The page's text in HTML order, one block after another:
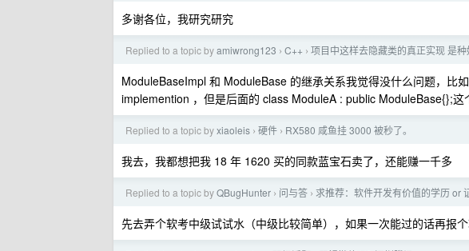
多谢各位，我研究研究
Replied to a topic byamiwrong123 › C++ › 项目中这样去隐藏类的真正实现 是种
ModuleBaseImpl 和 ModuleBase 的继承关系我觉得没什么问题，比
implemention ，但是后面的 class ModuleA : public ModuleBase{};这
Replied to a topic byxiaoleis › 硬件 › RX580 咸鱼挂 3000 被秒了。
我去，我都想把我 18 年 1620 买的同款蓝宝石卖了，还能赚一千多
Replied to a topic byQBugHunter › 问与答 › 求推荐：软件开发有价值的学历 or
先去弄个软考中级试试水（中级比较简单），如果一次能过的话再报